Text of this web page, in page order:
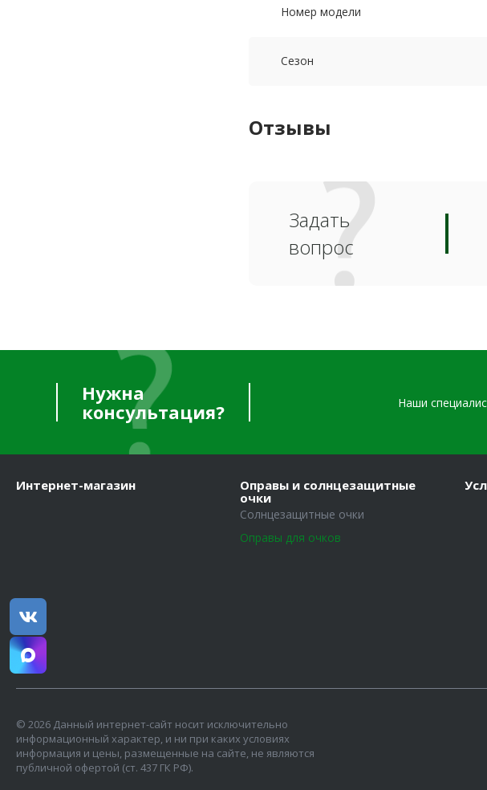
Номер модели
Сезон
Отзывы
Задать
вопрос
Нужна
консультация?
Наши
Интернет-магазин
Оправы и солнцезащитные
очки
Солнцезащитные очки
Оправы для очков
© 2026 Данный интернет-сайт носит исключительно
информационный характер, и ни при каких условиях
информация и цены, размещенные на сайте, не являются
публичной офертой (ст. 437 ГК РФ).